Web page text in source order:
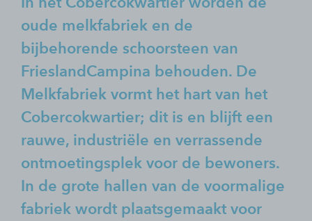
oude melkfabriek en de
bijbehorende schoorsteen van
FrieslandCampina behouden. De
Melkfabriek vormt het hart van het
Cobercokwartier; dit is en blijft een
rauwe, industriële en verrassende
ontmoetingsplek voor de bewoners.
In de grote hallen van de voormalige
fabriek wordt plaatsgemaakt voor